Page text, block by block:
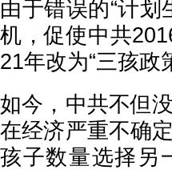
由于错误的“计
机，促使中共
21年改为“三孩政
如今，中共不但
在经济严重不确
孩子数量选择另